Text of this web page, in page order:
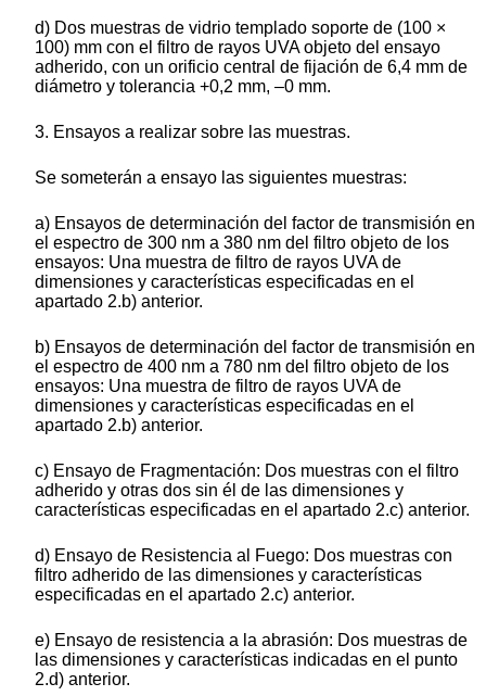
d) Dos muestras de vidrio templado soporte de (100 ×
100) mm con el filtro de rayos UVA objeto del ensayo
adherido, con un orificio central de fijación de 6,4 mm de
diámetro y tolerancia +0,2 mm, ‒0 mm.
3. Ensayos a realizar sobre las muestras.
Se someterán a ensayo las siguientes muestras:
a) Ensayos de determinación del factor de transmisión en
el espectro de 300 nm a 380 nm del filtro objeto de los
ensayos: Una muestra de filtro de rayos UVA de
dimensiones y características especificadas en el
apartado 2.b) anterior.
b) Ensayos de determinación del factor de transmisión en
el espectro de 400 nm a 780 nm del filtro objeto de los
ensayos: Una muestra de filtro de rayos UVA de
dimensiones y características especificadas en el
apartado 2.b) anterior.
c) Ensayo de Fragmentación: Dos muestras con el filtro
adherido y otras dos sin él de las dimensiones y
características especificadas en el apartado 2.c) anterior.
d) Ensayo de Resistencia al Fuego: Dos muestras con
filtro adherido de las dimensiones y características
especificadas en el apartado 2.c) anterior.
e) Ensayo de resistencia a la abrasión: Dos muestras de
las dimensiones y características indicadas en el punto
2.d) anterior.